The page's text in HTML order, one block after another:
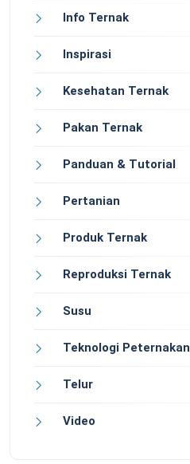
Info Ternak
Inspirasi
Kesehatan Ternak
Pakan Ternak
Panduan & Tutorial
Pertanian
Produk Ternak
Reproduksi Ternak
Susu
Teknologi Peternakan
Telur
Video